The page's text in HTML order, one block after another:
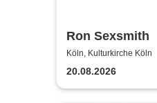
Ron Sexsmith
Köln, Kulturkirche Köln
20.08.2026